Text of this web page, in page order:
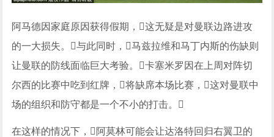
阿马德因家庭原因获得假期，这无疑是对曼联边路进攻
的一大损失。与此同时，马兹拉维和马丁内斯的伤缺则
让曼联的防线面临巨大考验。卡塞米罗因在上周对阵切
尔西的比赛中吃到红牌，将缺席本场比赛，这对曼联中
场的组织和防守都是一个不小的打击。
在这样的情况下，阿莫林可能会让达洛特回归右翼卫的